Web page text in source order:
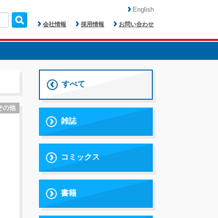
会社情報 採用情報 お問い合わせ
English
すべて
雑誌
コミックス
書籍
の他